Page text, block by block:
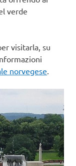
verde
visitarla, su
norvegese.